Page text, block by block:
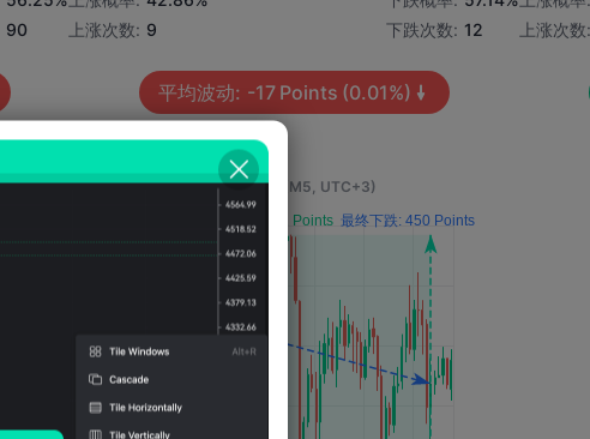
90
上涨次数: 9
下跌次数: 12
平均波动: -17 Points (0.01%)
上涨次
事件发生4小时后的影响 (M5, UTC+3)